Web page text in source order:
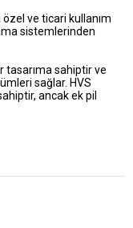
ve ticari kullanım
sistemlerinden
tasarıma sahiptir ve
sağlar. HVS
ancak ek pil